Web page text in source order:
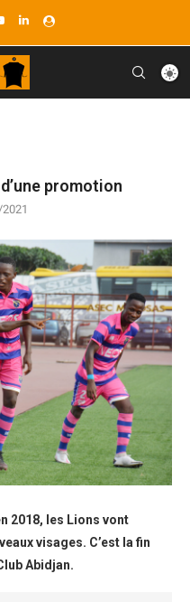
promotion
2018, les Lions vont
visages. C’est la fin
Abidjan.